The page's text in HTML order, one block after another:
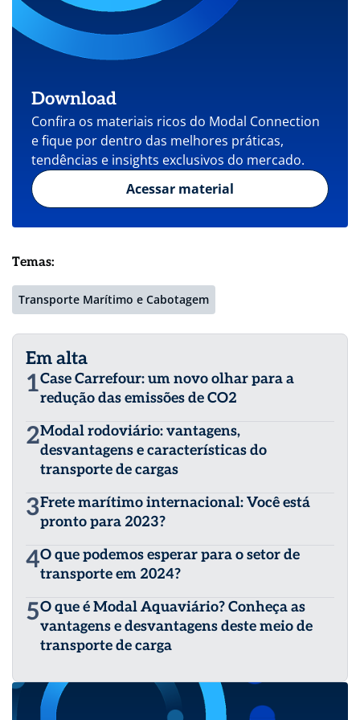
Download
Confira os materiais ricos do Modal Connection
e fique por dentro das melhores práticas,
tendências e insights exclusivos do mercado.
Acessar material
Temas:
Transporte Marítimo e Cabotagem
Em alta
1Case Carrefour: um novo olhar para a
redução das emissões de CO2
2Modal rodoviário: vantagens,
desvantagens e características do
transporte de cargas
3Frete marítimo internacional: Você está
pronto para 2023?
4O que podemos esperar para o setor de
transporte em 2024?
5O que é Modal Aquaviário? Conheça as
vantagens e desvantagens deste meio de
transporte de carga